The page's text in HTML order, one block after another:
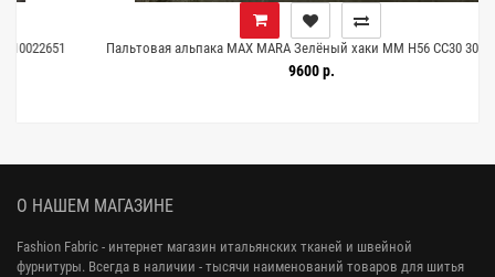
Пальтовая альпака MAX MARA Зелёный хаки MM H56 CC30 30092515
О НАШЕМ МАГАЗИНЕ
Fashion Fabric - интернет магазин итальянских тканей и швейной
фурнитуры. Всегда в наличии - тысячи наименований товаров для шитья